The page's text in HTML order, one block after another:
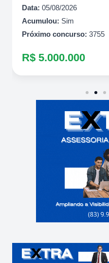
Data: 05/08/2026
Acumulou: Sim
Próximo concurso: 3755
R$ 5.000.000